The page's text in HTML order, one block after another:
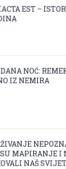
EST –
NOĆ:
IZ NEMIRA
MAPIRANJE I
NAŠ SVIJET